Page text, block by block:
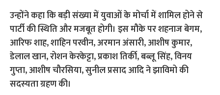
उन्होंने कहा कि बड़ी संख्या में युवाओं के मोर्चा में शामिल होने से
पार्टी की स्थिति और मजबूत होगी। इस मौके पर शहनाज बेगम,
आरिफ शाह, शाहिन परवीन, अरमान अंसारी, आशीष कुमार,
डेलाल खान, रोशन केरकेट्टा, प्रकाश तिर्की, बब्लू सिंह, विनय
गुप्ता, आशीष चौरसिया, सुनील प्रसाद आदि ने झाविमो की
सदस्यता ग्रहण की।